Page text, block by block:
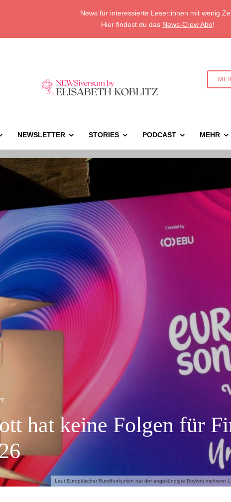
News für interessierte Leser:innen mit wenig
Hier findest du das News-Crew Abo!
NEWSLETTER STORIES PODCAST MEHR
Laut Europäischer Rundfunkunion hat der angekündigte Boykott mehrerer
hat keine Folgen für